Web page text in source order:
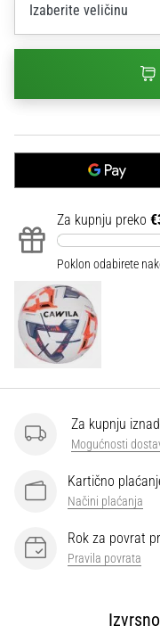
dresovima
Nike,
Budi
svake
utakmice,
Prikaži
sve
članke
Izaberite veličinu
Za kupnju preko
Poklon odabirete
Za kupnju iznad
Mogućnosti
Kartično
Načini plaćanja
Rok za povrat
Pravila povrata
Izvrsno